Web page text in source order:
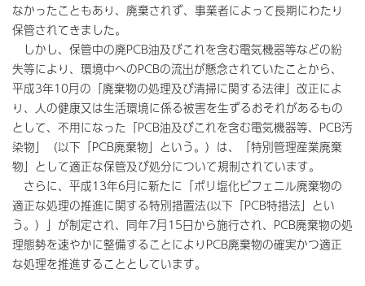
なかったこともあり、廃棄されず、事業者によって長期にわたり
保管されてきました。
しかし、保管中の廃PCB油及びこれを含む電気機器等などの紛
失等により、環境中へのPCBの流出が懸念されていたことから、
平成3年10月の「廃棄物の処理及び清掃に関する法律」改正によ
り、人の健康又は生活環境に係る被害を生ずるおそれがあるもの
として、不用になった「PCB油及びこれを含む電気機器等、PCB汚
染物」（以下「PCB廃棄物」という。）は、「特別管理産業廃棄
物」として適正な保管及び処分について規制されています。
さらに、平成13年6月に新たに「ポリ塩化ビフェニル廃棄物の
適正な処理の推進に関する特別措置法(以下「PCB特措法」とい
う。）」が制定され、同年7月15日から施行され、PCB廃棄物の処
理態勢を速やかに整備することによりPCB廃棄物の確実かつ適正
な処理を推進することとしています。